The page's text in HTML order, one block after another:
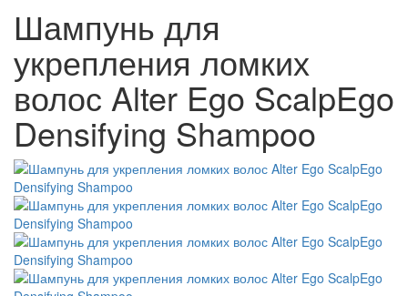
Шампунь для
укрепления ломких
волос Alter Ego ScalpEgo
Densifying Shampoo